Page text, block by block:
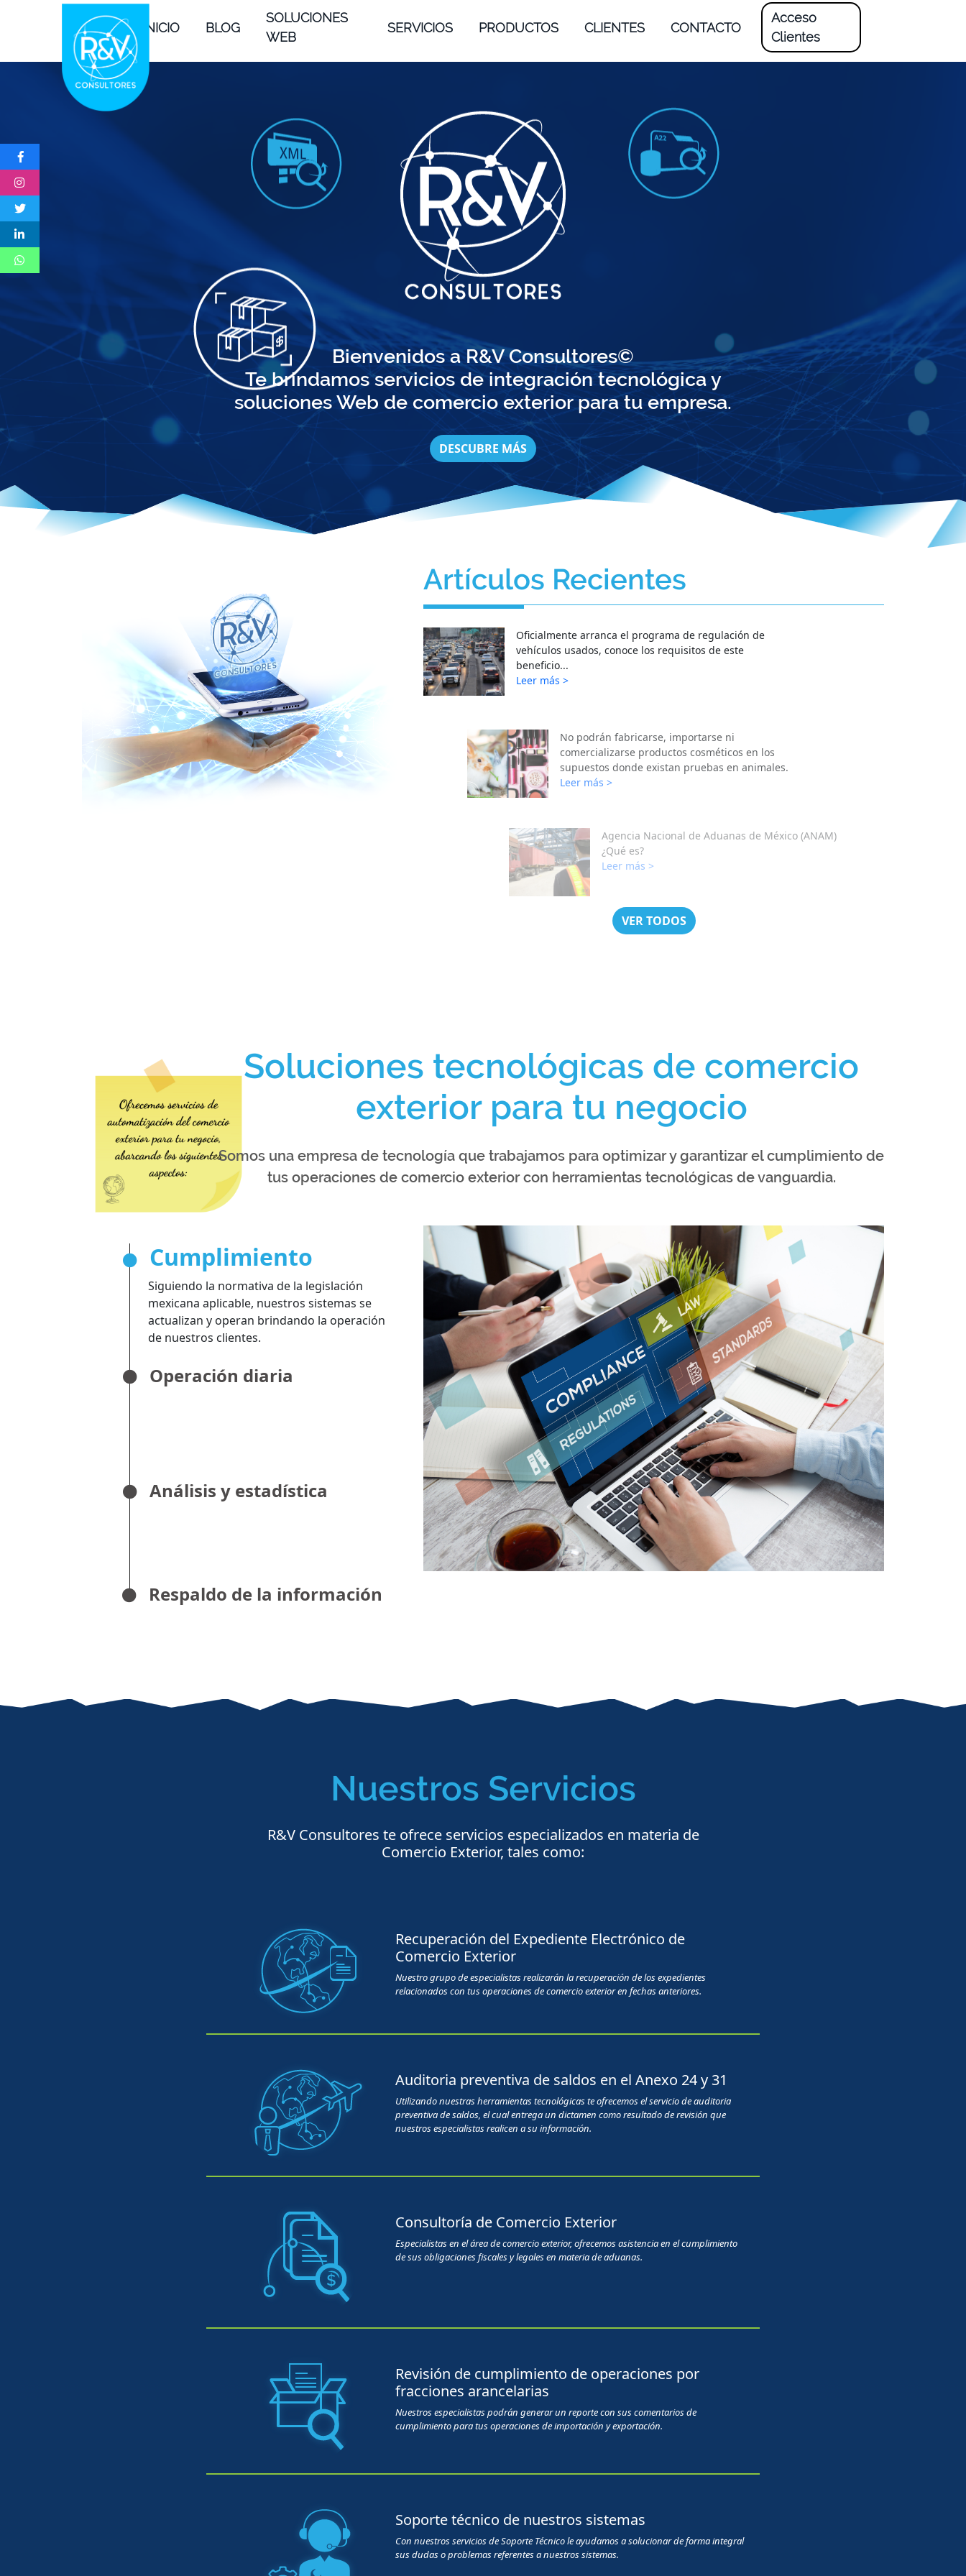
INICIO BLOG
SOLUCIONES
WEB
SERVICIOS PRODUCTOS CLIENTES CONTACTO
Acceso
Clientes
Bienvenidos a R&V Consultores©
Te brindamos servicios de integración tecnológica y
soluciones Web de comercio exterior para tu empresa.
DESCUBRE MÁS
Artículos Recientes
Oficialmente arranca el programa de regulación de
vehículos usados, conoce los requisitos de este
beneficio...
Leer más >
No podrán fabricarse, importarse ni
comercializarse productos cosméticos en los
supuestos donde existan pruebas en animales.
Leer más >
Agencia Nacional de Aduanas de México (ANAM)
¿Qué es?
Leer más >
VER TODOS
Soluciones tecnológicas de comercio
exterior para tu negocio
Somos una empresa de tecnología que trabajamos para optimizar y garantizar el cumplimiento de
tus operaciones de comercio exterior con herramientas tecnológicas de vanguardia.
Cumplimiento
Siguiendo la normativa de la legislación
mexicana aplicable, nuestros sistemas se
actualizan y operan brindando la operación
de nuestros clientes.
Operación diaria
Análisis y estadística
Respaldo de la información
Nuestros Servicios
R&V Consultores te ofrece servicios especializados en materia de
Comercio Exterior, tales como:
Recuperación del Expediente Electrónico de
Comercio Exterior
Nuestro grupo de especialistas realizarán la recuperación de los expedientes
relacionados con tus operaciones de comercio exterior en fechas anteriores.
Auditoria preventiva de saldos en el Anexo 24 y 31
Utilizando nuestras herramientas tecnológicas te ofrecemos el servicio de auditoria
preventiva de saldos, el cual entrega un dictamen como resultado de revisión que
nuestros especialistas realicen a su información.
Consultoría de Comercio Exterior
Especialistas en el área de comercio exterior, ofrecemos asistencia en el cumplimiento
de sus obligaciones fiscales y legales en materia de aduanas.
Revisión de cumplimiento de operaciones por
fracciones arancelarias
Nuestros especialistas podrán generar un reporte con sus comentarios de
cumplimiento para tus operaciones de importación y exportación.
Soporte técnico de nuestros sistemas
Con nuestros servicios de Soporte Técnico le ayudamos a solucionar de forma integral
sus dudas o problemas referentes a nuestros sistemas.